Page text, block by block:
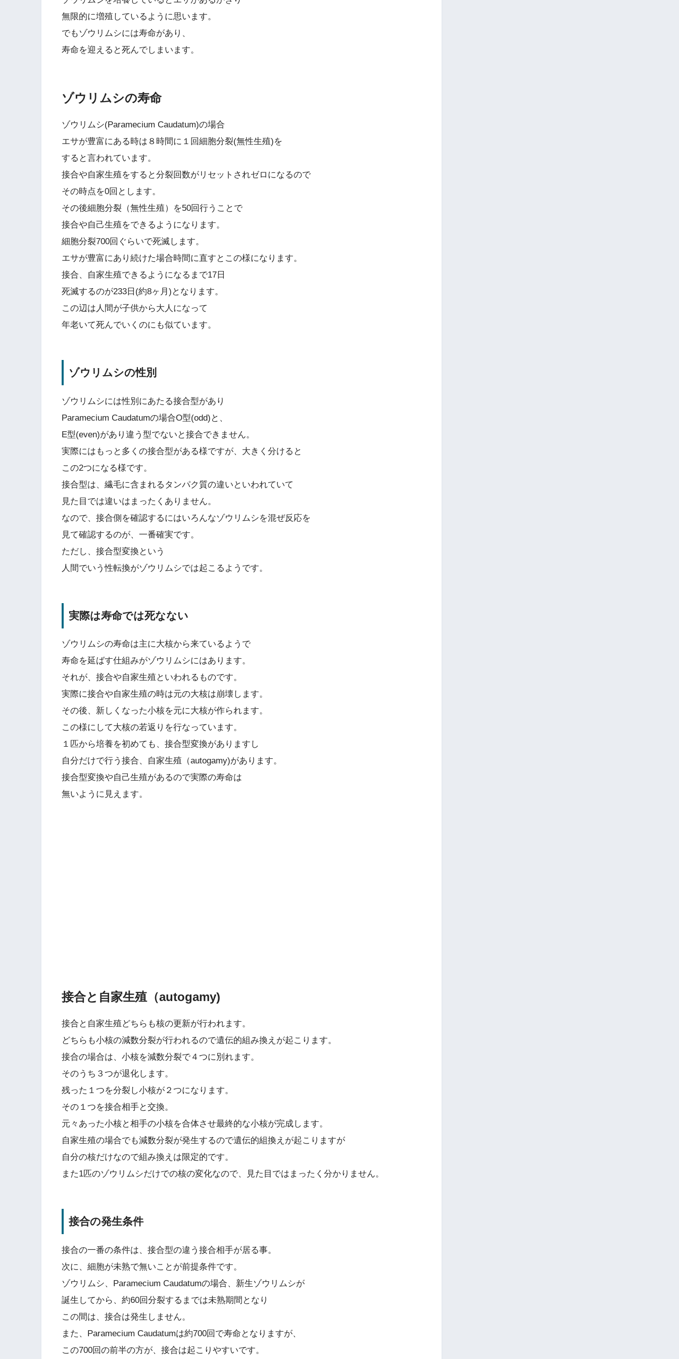
無限的に増殖しているように思います。
でもゾウリムシには寿命があり、
寿命を迎えると死んでしまいます。
ゾウリムシの寿命
ゾウリムシ(Paramecium Caudatum)の場合
エサが豊富にある時は８時間に１回細胞分裂(無性生殖)を
すると言われています。
接合や自家生殖をすると分裂回数がリセットされゼロになるので
その時点を0回とします。
その後細胞分裂（無性生殖）を50回行うことで
接合や自己生殖をできるようになります。
細胞分裂700回ぐらいで死滅します。
エサが豊富にあり続けた場合時間に直すとこの様になります。
接合、自家生殖できるようになるまで17日
死滅するのが233日(約8ヶ月)となります。
この辺は人間が子供から大人になって
年老いて死んでいくのにも似ています。
ゾウリムシの性別
ゾウリムシには性別にあたる接合型があり
Paramecium Caudatumの場合O型(odd)と、
E型(even)があり違う型でないと接合できません。
実際にはもっと多くの接合型がある様ですが、大きく分けると
この2つになる様です。
接合型は、繊毛に含まれるタンパク質の違いといわれていて
見た目では違いはまったくありません。
なので、接合側を確認するにはいろんなゾウリムシを混ぜ反応を
見て確認するのが、一番確実です。
ただし、接合型変換という
人間でいう性転換がゾウリムシでは起こるようです。
実際は寿命では死なない
ゾウリムシの寿命は主に大核から来ているようで
寿命を延ばす仕組みがゾウリムシにはあります。
それが、接合や自家生殖といわれるものです。
実際に接合や自家生殖の時は元の大核は崩壊します。
その後、新しくなった小核を元に大核が作られます。
この様にして大核の若返りを行なっています。
１匹から培養を初めても、接合型変換がありますし
自分だけで行う接合、自家生殖（autogamy)があります。
接合型変換や自己生殖があるので実際の寿命は
無いように見えます。
接合と自家生殖（autogamy)
接合と自家生殖どちらも核の更新が行われます。
どちらも小核の減数分裂が行われるので遺伝的組み換えが起こります。
接合の場合は、小核を減数分裂で４つに別れます。
そのうち３つが退化します。
残った１つを分裂し小核が２つになります。
その１つを接合相手と交換。
元々あった小核と相手の小核を合体させ最終的な小核が完成します。
自家生殖の場合でも減数分裂が発生するので遺伝的組換えが起こりますが
自分の核だけなので組み換えは限定的です。
また1匹のゾウリムシだけでの核の変化なので、見た目ではまったく分かりません。
接合の発生条件
接合の一番の条件は、接合型の違う接合相手が居る事。
次に、細胞が未熟で無いことが前提条件です。
ゾウリムシ、Paramecium Caudatumの場合、新生ゾウリムシが
誕生してから、約60回分裂するまでは未熟期間となり
この間は、接合は発生しません。
また、Paramecium Caudatumは約700回で寿命となりますが、
この700回の前半の方が、接合は起こりやすいです。